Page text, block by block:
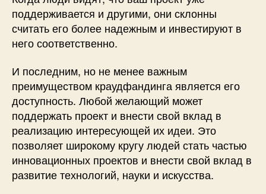
поддерживается и другими, они склонны
считать его более надежным и инвестируют в
него соответственно.
И последним, но не менее важным
преимуществом краудфандинга является его
доступность. Любой желающий может
поддержать проект и внести свой вклад в
реализацию интересующей их идеи. Это
позволяет широкому кругу людей стать частью
инновационных проектов и внести свой вклад в
развитие технологий, науки и искусства.